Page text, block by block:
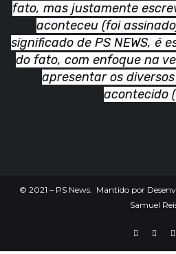
fato, mas justamente
aconteceu (foi
significado de PS NEWS, é
do fato, com enfoque na
apresentar os
acontecido
© 2021 – PS News. Mantido por
Samuel